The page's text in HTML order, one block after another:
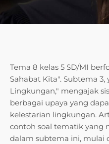
Tema 8 kelas 5 SD/MI
Sahabat Kita". Subtema
Lingkungan," mengajak
berbagai upaya yang
kelestarian lingkungan.
contoh soal tematik yang
dalam subtema ini, mulai